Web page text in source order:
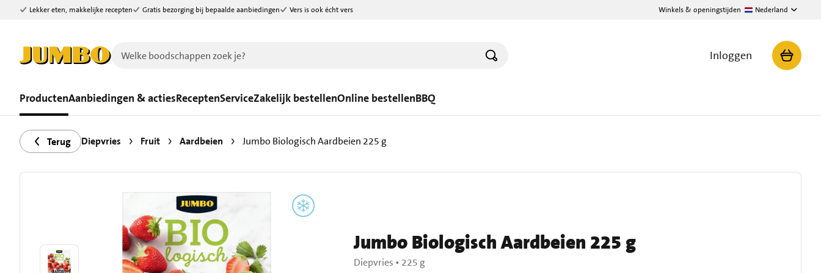
Ga naar zoeken
Ga naar hoofdinhoud
Lekker eten, makkelijke recepten Gratis bezorging bij bepaalde aanbiedingen Vers is ook écht vers Winkels & openingstijden Nederland
Inloggen
ProductenAanbiedingen & actiesReceptenServiceZakelijk bestellenOnline bestellenBBQ
Terug Diepvries Fruit Aardbeien Jumbo Biologisch Aardbeien 225 g
Jumbo Biologisch Aardbeien 225 g
Diepvries • 225 g